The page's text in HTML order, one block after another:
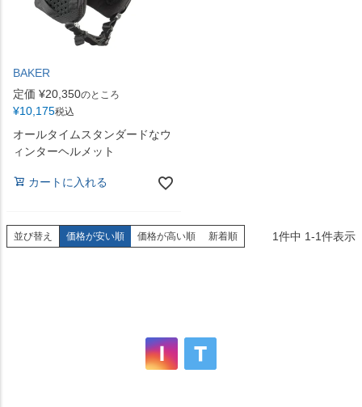
BAKER
定価 ¥20,350のところ
¥10,175税込
オールタイムスタンダードなウ
ィンターヘルメット
カートに入れる
並び替え 価格が安い順 価格が高い順 新着順 1件中 1-1件表示